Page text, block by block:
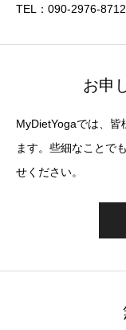
TEL：090-2976-8712
お申
MyDietYogaでは、
ます。些細なことで
せください。